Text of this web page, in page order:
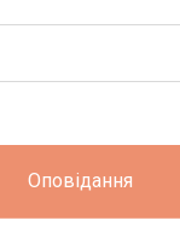
Оповідання